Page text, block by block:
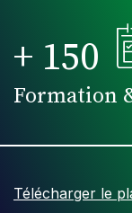
+ 150
Formation
Télécharger le